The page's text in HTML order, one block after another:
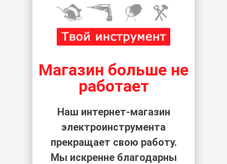
Магазин больше не
работает
Наш интернет-магазин
электроинструмента
прекращает свою работу.
Мы искренне благодарны